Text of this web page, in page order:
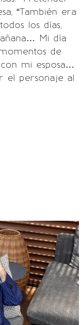
“También era
los días,
Mi día
de
mi esposa…
el personaje al